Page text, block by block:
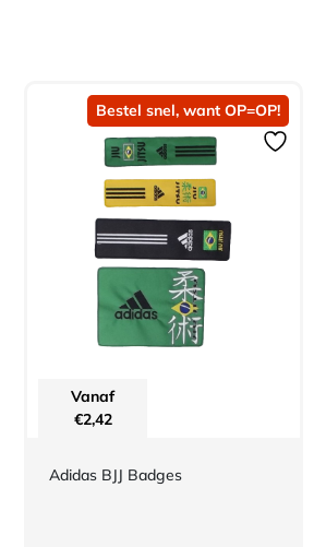
Bestel snel, want OP=OP!
Vanaf
€2,42
Adidas BJJ Badges